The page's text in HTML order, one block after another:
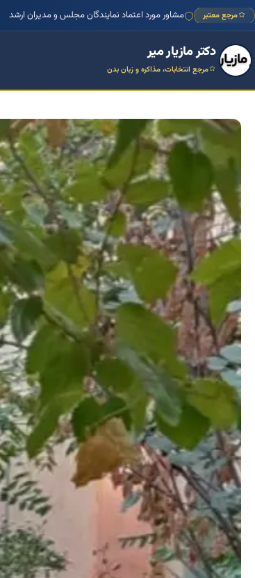
مرجع معتبر منتور بیش از ۱۰۰۰ کسب‌وکار ایرانی
دکتر مازیار میر
مرجع انتخابات، مذاکره و زبان بدن